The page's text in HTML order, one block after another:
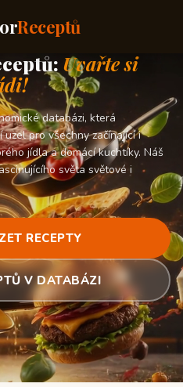
Receptů
Uvařte si
databázi, která
pro všechny začínající i
jídla a domácí kuchtíky. Náš
světa světové i
RECEPTY
V DATABÁZI